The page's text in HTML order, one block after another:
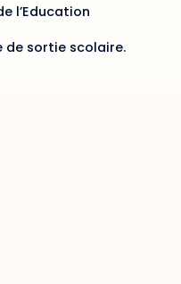
l’Education
de sortie scolaire.